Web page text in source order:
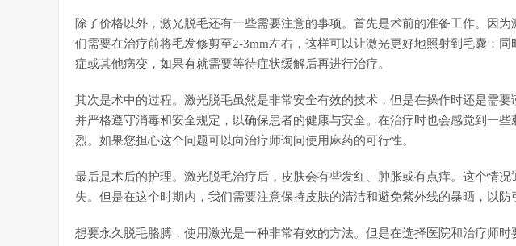
除了价格以外，激光脱毛还有一些需要注意的事项。首先是术前的准备工作。因
们需要在治疗前将毛发修剪至2-3mm左右，这样可以让激光更好地照射到毛囊；
症或其他病变，如果有就需要等待症状缓解后再进行治疗。
其次是术中的过程。激光脱毛虽然是非常安全有效的技术，但是在操作时还是需要
并严格遵守消毒和安全规定，以确保患者的健康与安全。在治疗时也会感觉到一
烈。如果您担心这个问题可以向治疗师询问使用麻药的可行性。
最后是术后的护理。激光脱毛治疗后，皮肤会有些发红、肿胀或有点痒。这个情
失。但是在这个时期内，我们需要注意保持皮肤的清洁和避免紫外线的暴晒，以防
想要永久脱毛胳膊，使用激光是一种非常有效的方法。但是在选择医院和治疗师